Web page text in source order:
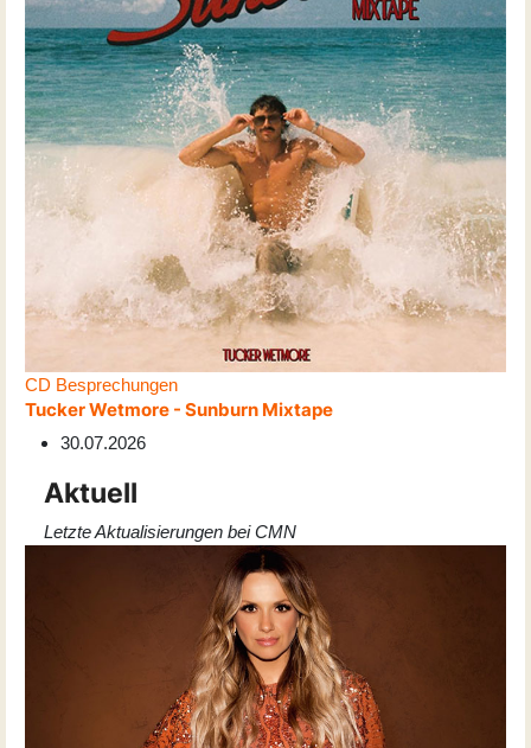
CD Besprechungen
Tucker Wetmore - Sunburn Mixtape
30.07.2026
Aktuell
Letzte Aktualisierungen bei CMN